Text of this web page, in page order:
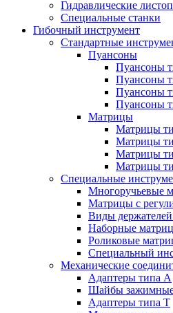
Гидравлические
Специальные станки
Гибочный инструмент
Стандартные
Пуансоны
Пуансоны
Пуансоны
Пуансоны
Пуансоны
Матрицы
Матрицы
Матрицы
Матрицы
Матрицы
Специальные
Многоручьевые
Матрицы с
Виды
Наборные
Роликовые
Специальный
Механические
Адаптеры типа A
Шайбы
Адаптеры типа T